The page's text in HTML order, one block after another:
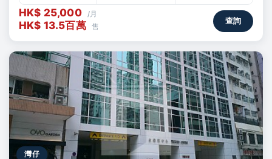
HK$ 25,000 /月
HK$ 13.5百萬 售
查詢
灣仔